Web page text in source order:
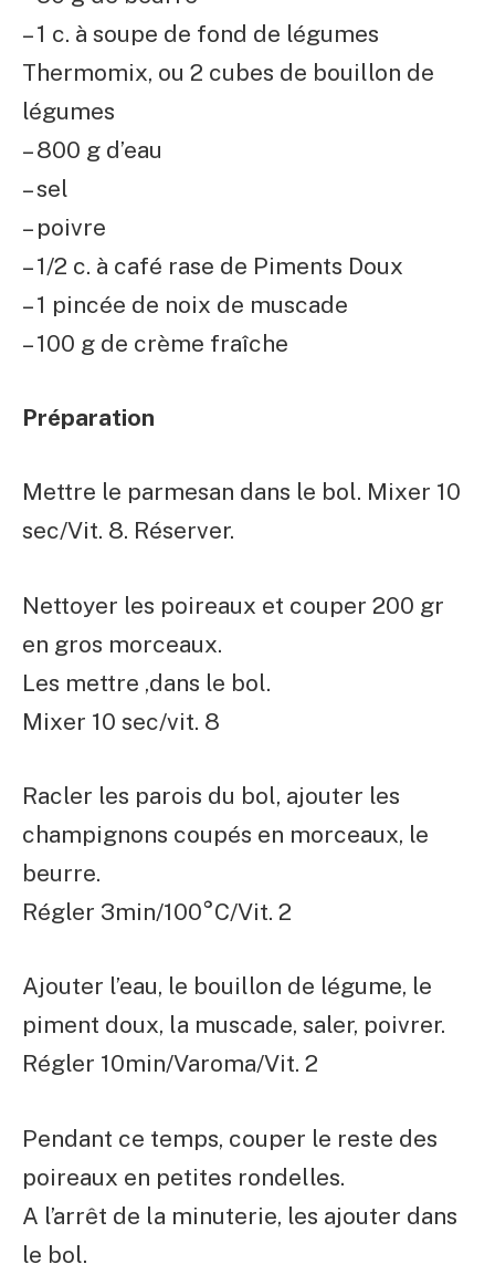
– 1 c. à soupe de fond de légumes
Thermomix, ou 2 cubes de bouillon de
légumes
– 800 g d’eau
– sel
– poivre
– 1/2 c. à café rase de Piments Doux
– 1 pincée de noix de muscade
– 100 g de crème fraîche
Préparation
Mettre le parmesan dans le bol. Mixer 10
sec/Vit. 8. Réserver.
Nettoyer les poireaux et couper 200 gr
en gros morceaux.
Les mettre ,dans le bol.
Mixer 10 sec/vit. 8
Racler les parois du bol, ajouter les
champignons coupés en morceaux, le
beurre.
Régler 3min/100°C/Vit. 2
Ajouter l’eau, le bouillon de légume, le
piment doux, la muscade, saler, poivrer.
Régler 10min/Varoma/Vit. 2
Pendant ce temps, couper le reste des
poireaux en petites rondelles.
A l’arrêt de la minuterie, les ajouter dans
le bol.